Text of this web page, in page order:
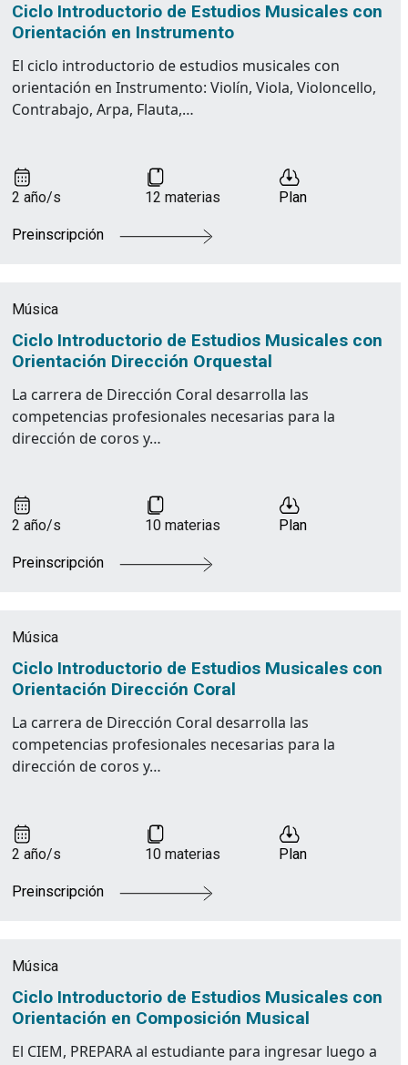
Ciclo Introductorio de Estudios Musicales con
Orientación en Instrumento
El ciclo introductorio de estudios musicales con
orientación en Instrumento: Violín, Viola, Violoncello,
Contrabajo, Arpa, Flauta,…
2 año/s 12 materias Plan
Preinscripción
Música
Ciclo Introductorio de Estudios Musicales con
Orientación Dirección Orquestal
La carrera de Dirección Coral desarrolla las
competencias profesionales necesarias para la
dirección de coros y…
2 año/s 10 materias Plan
Preinscripción
Música
Ciclo Introductorio de Estudios Musicales con
Orientación Dirección Coral
La carrera de Dirección Coral desarrolla las
competencias profesionales necesarias para la
dirección de coros y…
2 año/s 10 materias Plan
Preinscripción
Música
Ciclo Introductorio de Estudios Musicales con
Orientación en Composición Musical
El CIEM, PREPARA al estudiante para ingresar luego a